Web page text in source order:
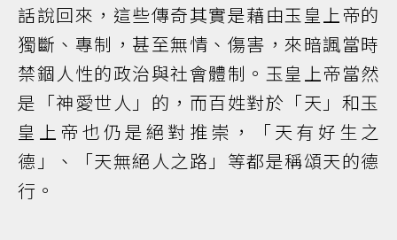
話說回來，這些傳奇其實是藉由玉皇上帝的
獨斷、專制，甚至無情、傷害，來暗諷當時
禁錮人性的政治與社會體制。玉皇上帝當然
是「神愛世人」的，而百姓對於「天」和玉
皇上帝也仍是絕對推崇，「天有好生之
德」、「天無絕人之路」等都是稱頌天的德
行。